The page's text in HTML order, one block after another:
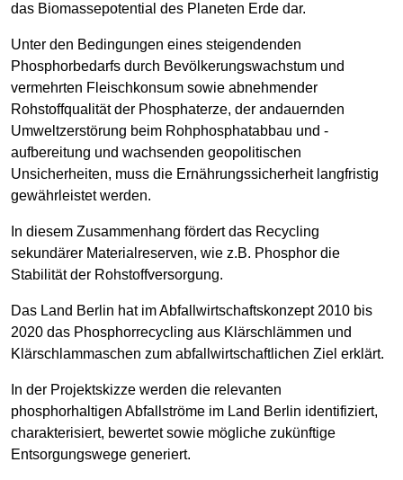
das Biomassepotential des Planeten Erde dar.
Unter den Bedingungen eines steigendenden
Phosphorbedarfs durch Bevölkerungswachstum und
vermehrten Fleischkonsum sowie abnehmender
Rohstoffqualität der Phosphaterze, der andauernden
Umweltzerstörung beim Rohphosphatabbau und -
aufbereitung und wachsenden geopolitischen
Unsicherheiten, muss die Ernährungssicherheit langfristig
gewährleistet werden.
In diesem Zusammenhang fördert das Recycling
sekundärer Materialreserven, wie z.B. Phosphor die
Stabilität der Rohstoffversorgung.
Das Land Berlin hat im Abfallwirtschaftskonzept 2010 bis
2020 das Phosphorrecycling aus Klärschlämmen und
Klärschlammaschen zum abfallwirtschaftlichen Ziel erklärt.
In der Projektskizze werden die relevanten
phosphorhaltigen Abfallströme im Land Berlin identifiziert,
charakterisiert, bewertet sowie mögliche zukünftige
Entsorgungswege generiert.